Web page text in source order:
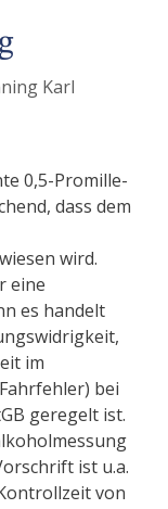
Karl
0,5-Promille-
dass dem
wird.
eine
es handelt
im
bei
geregelt ist.
ist u.a.
von